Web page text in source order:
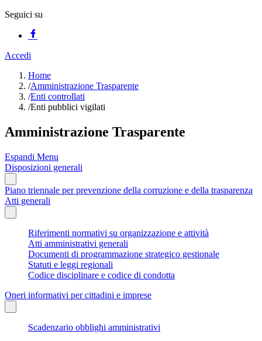
Seguici su
Accedi
Home
/Amministrazione Trasparente
/Enti controllati
/Enti pubblici vigilati
Amministrazione Trasparente
Espandi Menu
Disposizioni generali
Piano triennale per prevenzione della corruzione e della trasparenza
Atti generali
Riferimenti normativi su organizzazione e attività
Atti amministrativi generali
Documenti di programmazione strategico gestionale
Statuti e leggi regionali
Codice disciplinare e codice di condotta
Oneri informativi per cittadini e imprese
Scadenzario obblighi amministrativi